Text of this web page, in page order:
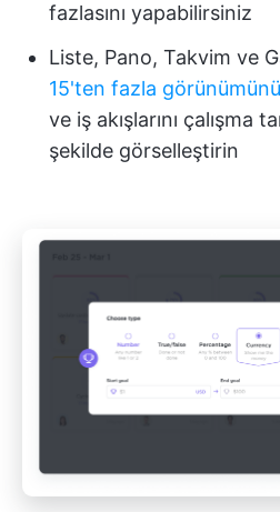
fazlasını yapabilirsiniz
Liste, Pano, Takvim ve
15'ten fazla görünümünü
ve iş akışlarını çalışma
şekilde görselleştirin